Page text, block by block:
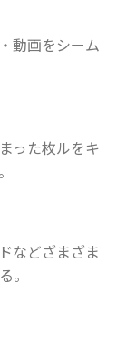
動画をシーム
った枚ルをキ
などざまざま
。